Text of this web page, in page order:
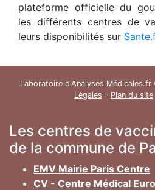
plateforme officielle du
les différents centres de
leurs disponibilités sur
Laboratoire d'Analyses
Légales - Plan du site
Les centres de
de la commune de
EMV Mairie Paris Centre
CV - Centre Médical